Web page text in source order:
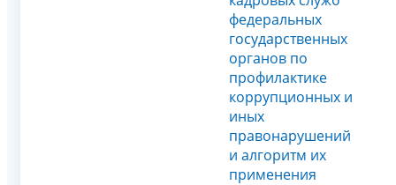
федеральных
государственных
органов по
профилактике
коррупционных и
иных
правонарушений
и алгоритм их
применения